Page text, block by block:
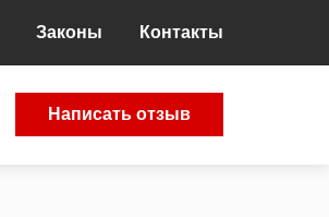
Законы Контакты
Написать отзыв